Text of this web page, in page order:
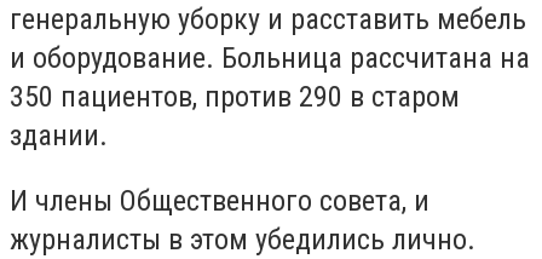
генеральную уборку и расставить мебель
и оборудование. Больница рассчитана на
350 пациентов, против 290 в старом
здании.
И члены Общественного совета, и
журналисты в этом убедились лично.